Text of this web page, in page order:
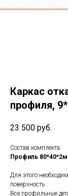
Каркас
профиля,
23 500 руб.
Состав комплекта:
Профиль
Для этого
поверхность.
Все профильные